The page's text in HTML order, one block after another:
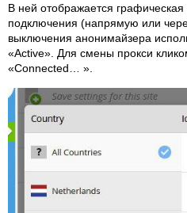
В ней отображается графическая
подключения (напрямую или
выключения анонимайзера
«Active». Для смены прокси
«Connected… ».